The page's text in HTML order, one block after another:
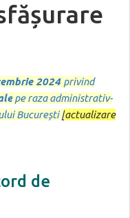
2024 privind
pe raza administrativ-
București[actualizare
de